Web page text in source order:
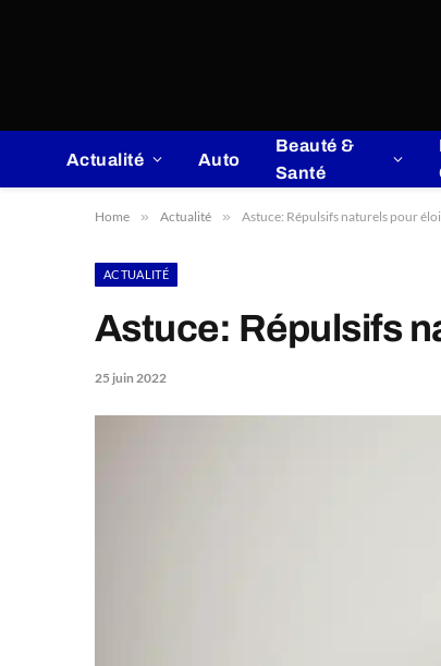
Actualité Auto
Beauté &
Santé
Home » Actualité » Astuce: Répulsifs naturels pour
ACTUALITÉ
Astuce: Répulsifs
25 juin 2022